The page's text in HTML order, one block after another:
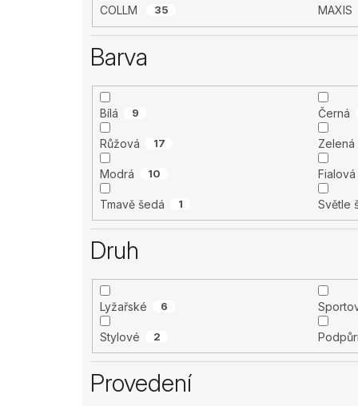
COLLM 35 MAXIS
Barva
Bílá 9 Černá
Růžová 17 Zelená
Modrá 10 Fialová
Tmavě šedá 1 Světle
Druh
Lyžařské 6
Stylové 2
Provedení